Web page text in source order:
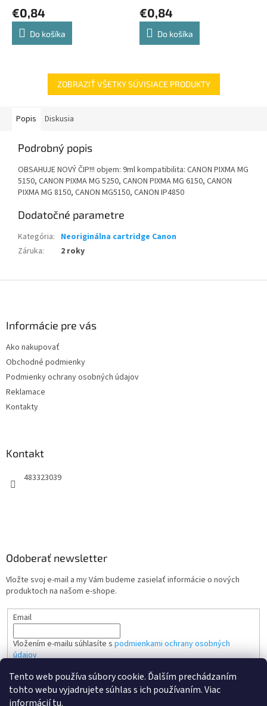
Tento web používa súbory cookie. Ďalším prechádzaním
tohto webu vyjadrujete súhlas s ich používaním. Viac
informáciítu.
€0,84
Do košíka
€0,84
Do košíka
ZOBRAZIŤ VŠETKY SÚVISIACE PRODUKTY
Popis Diskusia
Podrobný popis
OBSAHUJE NOVÝ ČIP!!! objem: 9ml kompatibilita: CANON PIXMA MG
5150, CANON PIXMA MG 5250, CANON PIXMA MG 6150, CANON
PIXMA MG 8150, CANON MG5150, CANON IP4850
Dodatočné parametre
Kategória: Neoriginálna cartridge Canon
Záruka: 2 roky
Informácie pre vás
Ako nakupovať
Obchodné podmienky
Podmienky ochrany osobných údajov
Reklamace
Kontakty
Kontakt
483323039
Odoberať newsletter
Vložte svoj e-mail a my Vám budeme zasielať informácie o nových
produktoch na našom e-shope.
Email
Vložením e-mailu súhlasíte s podmienkami ochrany osobných
údajov
PRIHLÁSIŤ SA